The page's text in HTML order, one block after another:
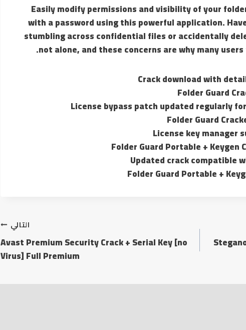
Easily modify permissions and visibility of your
with a password using this powerful application.
stumbling across confidential files or accidentally
not alone, and these concerns are why many
Crack download with
Folder Guard
License bypass patch updated regularly
Folder Guard
License key manager
Folder Guard Portable + Keygen
Updated crack compatible
Folder Guard Portable +
التالي
Avast Premium Security Crack + Serial Key [no
Virus] Full Premium